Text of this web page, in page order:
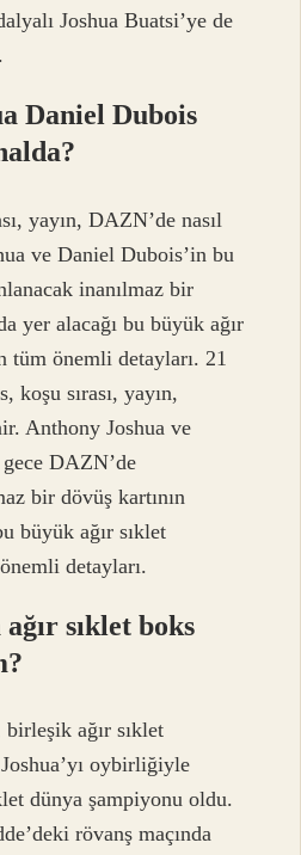
Joshua Buatsi’ye de
Daniel Dubois
yayın, DAZN’de nasıl
ve Daniel Dubois’in bu
inanılmaz bir
yer alacağı bu büyük ağır
tüm önemli detayları. 21
sırası, yayın,
Anthony Joshua ve
DAZN’de
bir dövüş kartının
büyük ağır sıklet
detayları.
sıklet boks
ağır sıklet
oybirliğiyle
dünya şampiyonu oldu.
rövanş maçında